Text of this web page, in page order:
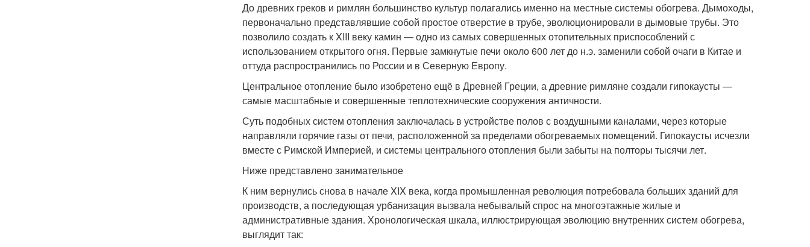
До древних греков и римлян большинство культур полагались именно на местные системы обогрева. Дымоходы,
первоначально представлявшие собой простое отверстие в трубе, эволюционировали в дымовые трубы. Это
позволило создать к XIII веку камин — одно из самых совершенных отопительных приспособлений с
использованием открытого огня. Первые замкнутые печи около 600 лет до н.э. заменили собой очаги в Китае и
оттуда распространились по России и в Северную Европу.
Центральное отопление было изобретено ещё в Древней Греции, а древние римляне создали гипокаусты —
самые масштабные и совершенные теплотехнические сооружения античности.
Суть подобных систем отопления заключалась в устройстве полов с воздушными каналами, через которые
направляли горячие газы от печи, расположенной за пределами обогреваемых помещений. Гипокаусты исчезли
вместе с Римской Империей, и системы центрального отопления были забыты на полторы тысячи лет.
Ниже представлено занимательное
К ним вернулись снова в начале XIX века, когда промышленная революция потребовала больших зданий для
производств, а последующая урбанизация вызвала небывалый спрос на многоэтажные жилые и
административные здания. Хронологическая шкала, иллюстрирующая эволюцию внутренних систем обогрева,
выглядит так: